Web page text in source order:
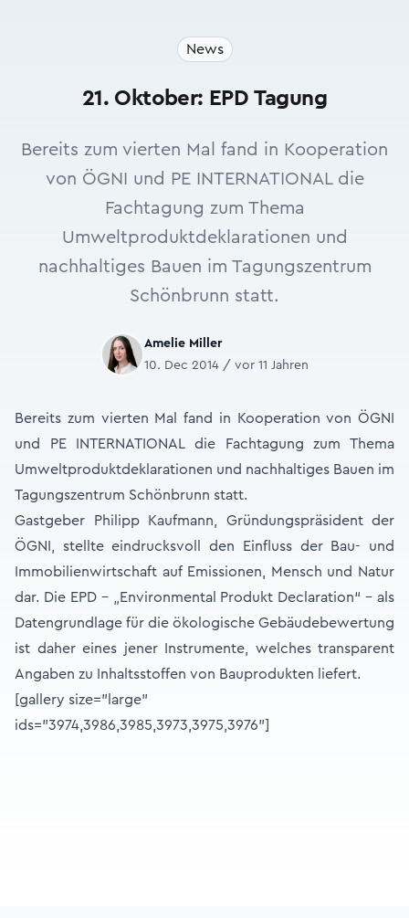
News
21. Oktober: EPD Tagung
Bereits zum vierten Mal fand in Kooperation
von ÖGNI und PE INTERNATIONAL die
Fachtagung zum Thema
Umweltproduktdeklarationen und
nachhaltiges Bauen im Tagungszentrum
Schönbrunn statt.
Amelie Miller
10. Dec 2014 / vor 11 Jahren
Bereits zum vierten Mal fand in Kooperation von ÖGNI
und PE INTERNATIONAL die Fachtagung zum Thema
Umweltproduktdeklarationen und nachhaltiges Bauen im
Tagungszentrum Schönbrunn statt.
Gastgeber Philipp Kaufmann, Gründungspräsident der
ÖGNI, stellte eindrucksvoll den Einfluss der Bau- und
Immobilienwirtschaft auf Emissionen, Mensch und Natur
dar. Die EPD – „Environmental Produkt Declaration“ – als
Datengrundlage für die ökologische Gebäudebewertung
ist daher eines jener Instrumente, welches transparent
Angaben zu Inhaltsstoffen von Bauprodukten liefert.
[gallery size="large"
ids="3974,3986,3985,3973,3975,3976"]